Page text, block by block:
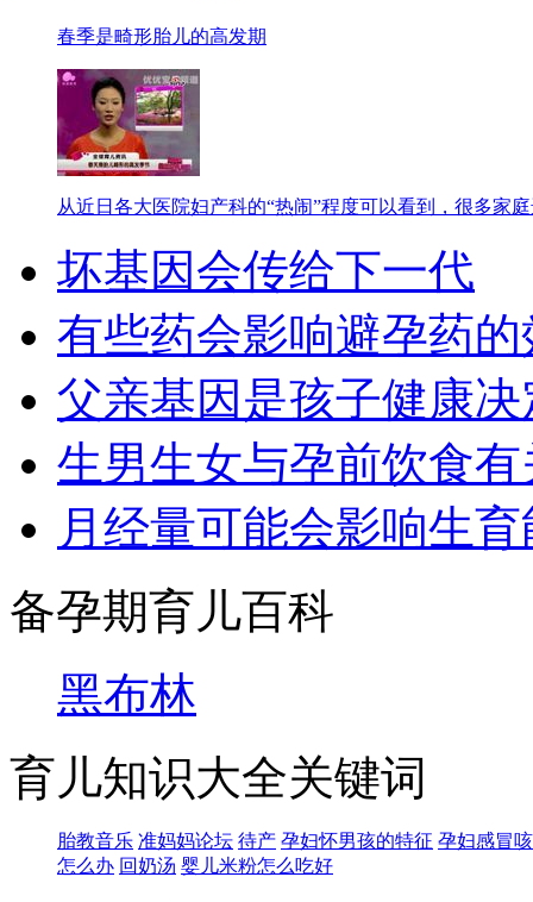
春季是畸形胎儿的高发期
从近日各大医院妇产科的“热闹”程度可以看到，很多家
坏基因会传给下一代
有些药会影响避孕药的
父亲基因是孩子健康决
生男生女与孕前饮食有
月经量可能会影响生
备孕期育儿百科
黑布林
育儿知识大全关键词
胎教音乐 准妈妈论坛 待产 孕妇怀男孩的特征 孕妇感冒
怎么办 回奶汤 婴儿米粉怎么吃好